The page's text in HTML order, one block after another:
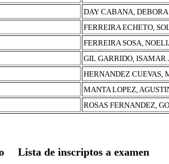
DAY CABANA,
FERREIRA ECHETO,
FERREIRA SOSA,
GIL GARRIDO, ISAMAR
HERNANDEZ CUEVAS,
MANTA LOPEZ,
ROSAS FERNANDEZ,
Lista de inscriptos a examen